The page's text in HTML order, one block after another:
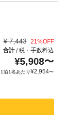
¥ 7,443 21%OFF
合計/税・手数料込
¥5,908〜
1泊1名あたり¥2,954〜